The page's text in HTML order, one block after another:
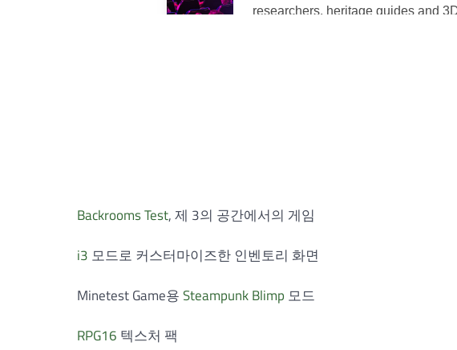
Backrooms Test, 제 3의 공간에서의 게임
i3 모드로 커스터마이즈한 인벤토리 화면
Minetest Game용Steampunk Blimp 모드
RPG16 텍스처 팩